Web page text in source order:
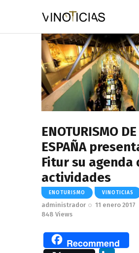
ENOTURISMO DE
ESPAÑA
Fitur su agenda
actividades
ENOTURISMO VINOTICIAS
administrador
11 enero 2017
848 Views
Recommend